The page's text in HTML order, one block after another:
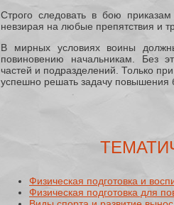
Строго следовать в бою
невзирая на любые препятствия и
В мирных условиях воины
повиновению начальникам. Без
частей и подразделений. Только
успешно решать задачу повышения
Физическая подготовка и
Физическая подготовка для